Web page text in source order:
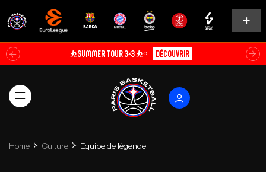
⛹️SUMMER TOUR 3×3 ⛹️‍♀️ Découvrir
Home Culture Equipe de légende